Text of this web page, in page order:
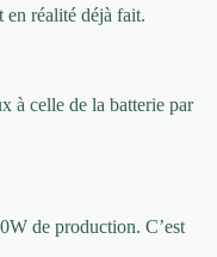
en réalité déjà fait.
à celle de la batterie par
de production. C’est